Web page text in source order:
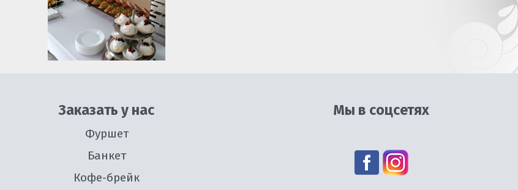
Заказать у нас
Фуршет
Банкет
Кофе-брейк
Мы в соцсетях